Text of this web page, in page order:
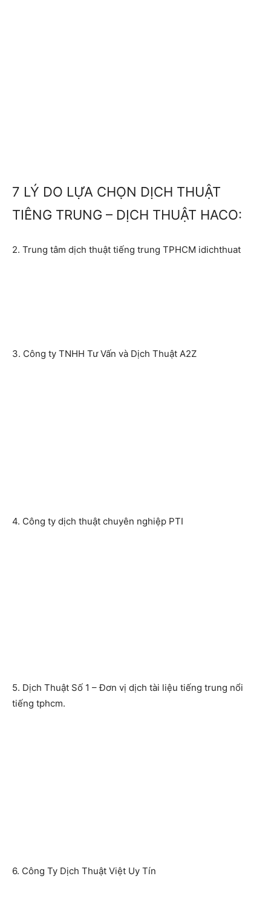
7 LÝ DO LỰA CHỌN DỊCH THUẬT
TIÊNG TRUNG – DỊCH THUẬT HACO:
2. Trung tâm dịch thuật tiếng trung TPHCM idichthuat
3. Công ty TNHH Tư Vấn và Dịch Thuật A2Z
4. Công ty dịch thuật chuyên nghiệp PTI
5. Dịch Thuật Số 1 – Đơn vị dịch tài liệu tiếng trung nổi
tiếng tphcm.
6. Công Ty Dịch Thuật Việt Uy Tín